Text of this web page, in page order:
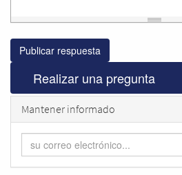
Publicar respuesta
Realizar una pregunta
Mantener informado